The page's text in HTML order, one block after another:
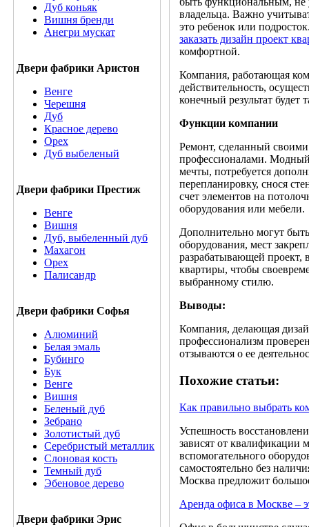
Дуб коньяк
Вишня бренди
Анегри мускат
Двери фабрики Аристон
Венге
Черешня
Дуб
Красное дерево
Орех
Дуб выбеленый
Двери фабрики Престиж
Венге
Вишня
Дуб, выбеленный дуб
Махагон
Орех
Палисандр
Двери фабрики Софья
Алюминий
Белая эмаль
Бубинго
Бук
Венге
Вишня
Беленый дуб
Зебрано
Золотистый дуб
Серебристый металлик
Слоновая кость
Темный дуб
Эбеновое дерево
Двери фабрики Эрис
владельца. Важно
это ребенок или
заказать дизайн проект
комфортной.
Компания, работающая
действительность,
конечный результат
Функции компании
Ремонт, сделанный
профессионалами.
мечты, потребуется
перепланировку, снося
счет элементов на
оборудования или мебели.
Дополнительно могут
оборудования, мест
разрабатывающей проект,
квартиры, чтобы
выбранному стилю.
Выводы:
Компания, делающая
профессионализм
отзываются о ее
Похожие статьи:
Как правильно выбрать
Успешность
зависят от квалификации
вспомогательного
самостоятельно без
Москва предложит
Аренда офиса в Москве –